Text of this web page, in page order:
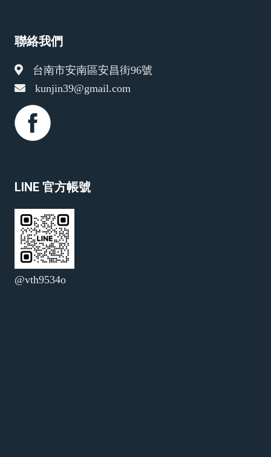
聯絡我們
台南市安南區安昌街96號
kunjin39@gmail.com
LINE 官方帳號
@vth9534o